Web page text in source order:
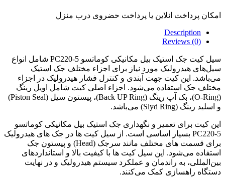
امکان پرداخت انلاین یا پرداخت حضروی درب منزل
Description
Reviews (0)
سیل کیت جک استیک بیل مکانیکی کوماتسو PC220-5 شامل انواع
سیل‌های هیدرولیک مورد نیاز برای اجزاء مختلف جک استیک
می‌باشد. این کیت جهت آبندی و کنترل فشار هیدرولیک در اجزاء
مختلف جک استفاده می‌شود. اجزاء اصلی کیت شامل اویل رینگ
(O-Ring)، بک آپ رینگ (Back UP Ring)، پیستون سیل (Piston Seal)
و اسلید رینگ (Slyd Ring) می‌باشد.
این کیت برای تعمیر و نگهداری جک استیک بیل مکانیکی کوماتسو
PC220-5 بسیار اساسی است. از سیل کیت ها در جک های هیدرولیک
برای قسمت های مختلف مانند سرجک (Head) و پیستون جک
استفاده می‌شود. این سیل کیت ها با کیفیت بالا و استانداردهای
بین‌المللی، به راندمان و عملکرد سیستم هیدرولیک و در نهایت
دستگاه راهسازی کمک می‌کنند.